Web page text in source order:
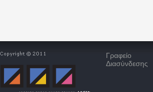
Γραφείο
Διασύνδεσης